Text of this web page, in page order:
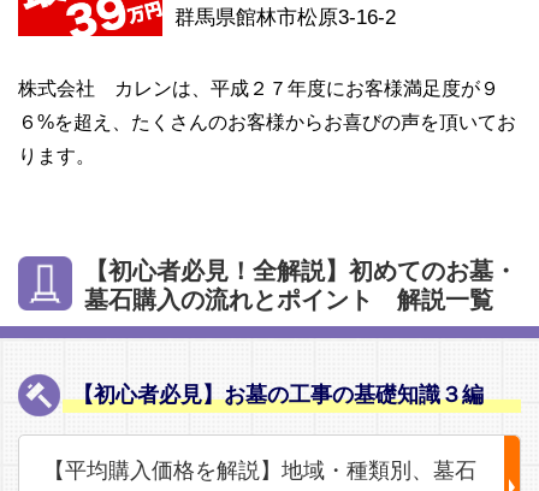
群馬県館林市松原3-16-2
株式会社 カレンは、平成２７年度にお客様満足度が９
６%を超え、たくさんのお客様からお喜びの声を頂いてお
ります。
【初心者必見！全解説】初めてのお墓・
墓石購入の流れとポイント 解説一覧
【初心者必見】お墓の工事の基礎知識３編
【平均購入価格を解説】地域・種類別、墓石